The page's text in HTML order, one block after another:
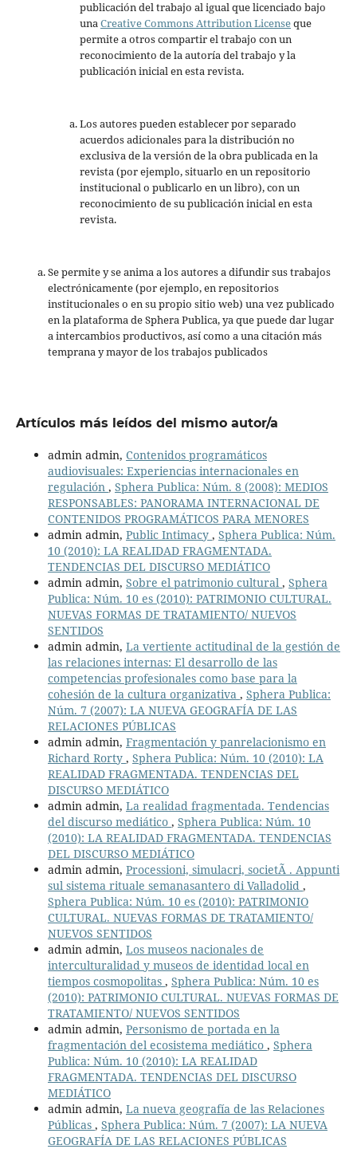
publicación del trabajo al igual que licenciado bajo
unaCreative Commons Attribution Licenseque
permite a otros compartir el trabajo con un
reconocimiento de la autoría del trabajo y la
publicación inicial en esta revista.
Los autores pueden establecer por separado
acuerdos adicionales para la distribución no
exclusiva de la versión de la obra publicada en la
revista (por ejemplo, situarlo en un repositorio
institucional o publicarlo en un libro), con un
reconocimiento de su publicación inicial en esta
revista.
Se permite y se anima a los autores a difundir sus trabajos
electrónicamente (por ejemplo, en repositorios
institucionales o en su propio sitio web) una vez publicado
en la plataforma de Sphera Publica, ya que puede dar lugar
a intercambios productivos, así como a una citación más
temprana y mayor de los trabajos publicados
Artículos más leídos del mismo autor/a
admin admin, Contenidos programáticos
audiovisuales: Experiencias internacionales en
regulación , Sphera Publica: Núm. 8 (2008): MEDIOS
RESPONSABLES: PANORAMA INTERNACIONAL DE
CONTENIDOS PROGRAMÁTICOS PARA MENORES
admin admin, Public Intimacy , Sphera Publica: Núm.
10 (2010): LA REALIDAD FRAGMENTADA.
TENDENCIAS DEL DISCURSO MEDIÁTICO
admin admin, Sobre el patrimonio cultural , Sphera
Publica: Núm. 10 es (2010): PATRIMONIO CULTURAL.
NUEVAS FORMAS DE TRATAMIENTO/ NUEVOS
SENTIDOS
admin admin, La vertiente actitudinal de la gestión de
las relaciones internas: El desarrollo de las
competencias profesionales como base para la
cohesión de la cultura organizativa , Sphera Publica:
Núm. 7 (2007): LA NUEVA GEOGRAFÍA DE LAS
RELACIONES PÚBLICAS
admin admin, Fragmentación y panrelacionismo en
Richard Rorty , Sphera Publica: Núm. 10 (2010): LA
REALIDAD FRAGMENTADA. TENDENCIAS DEL
DISCURSO MEDIÁTICO
admin admin, La realidad fragmentada. Tendencias
del discurso mediático , Sphera Publica: Núm. 10
(2010): LA REALIDAD FRAGMENTADA. TENDENCIAS
DEL DISCURSO MEDIÁTICO
admin admin, Processioni, simulacri, societÃ . Appunti
sul sistema rituale semanasantero di Valladolid ,
Sphera Publica: Núm. 10 es (2010): PATRIMONIO
CULTURAL. NUEVAS FORMAS DE TRATAMIENTO/
NUEVOS SENTIDOS
admin admin, Los museos nacionales de
interculturalidad y museos de identidad local en
tiempos cosmopolitas , Sphera Publica: Núm. 10 es
(2010): PATRIMONIO CULTURAL. NUEVAS FORMAS DE
TRATAMIENTO/ NUEVOS SENTIDOS
admin admin, Personismo de portada en la
fragmentación del ecosistema mediático , Sphera
Publica: Núm. 10 (2010): LA REALIDAD
FRAGMENTADA. TENDENCIAS DEL DISCURSO
MEDIÁTICO
admin admin, La nueva geografía de las Relaciones
Públicas , Sphera Publica: Núm. 7 (2007): LA NUEVA
GEOGRAFÍA DE LAS RELACIONES PÚBLICAS